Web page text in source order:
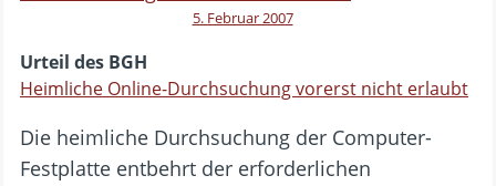
5. Februar 2007
Urteil des BGH
Heimliche Online-Durchsuchung vorerst nicht erlaubt
Die heimliche Durchsuchung der Computer-
Festplatte entbehrt der erforderlichen